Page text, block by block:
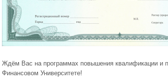
Ждём Вас на программах повышения квалификации и
Финансовом Университете!